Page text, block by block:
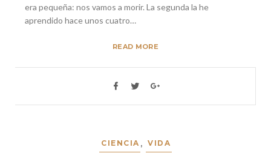
era pequeña: nos vamos a morir. La segunda la he
aprendido hace unos cuatro…
READ MORE
CIENCIA , VIDA